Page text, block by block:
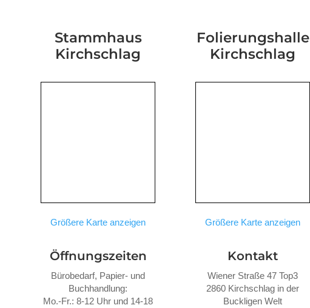
Stammhaus
Kirchschlag
Größere Karte anzeigen
Öffnungszeiten
Bürobedarf, Papier- und
Buchhandlung:
Mo.-Fr.: 8-12 Uhr und 14-18
Folierungshalle
Kirchschlag
Größere Karte anzeigen
Kontakt
Wiener Straße 47 Top3
2860 Kirchschlag in der
Buckligen Welt